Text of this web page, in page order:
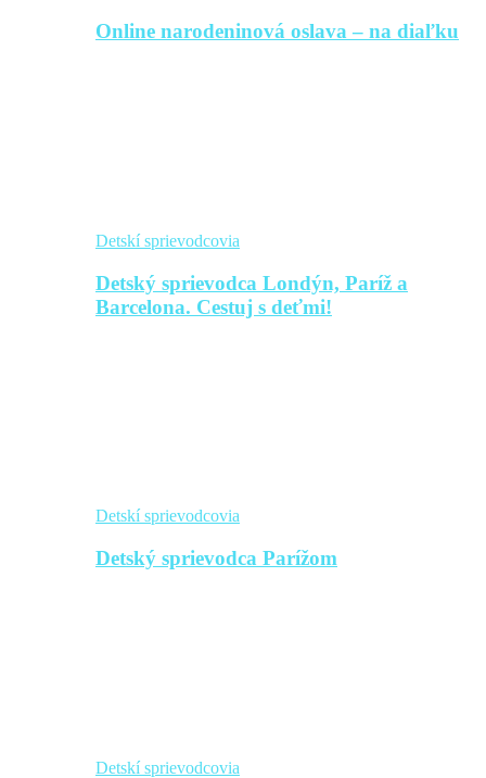
Online narodeninová oslava – na diaľku
Detskí sprievodcovia
Detský sprievodca Londýn, Paríž a
Barcelona. Cestuj s deťmi!
Detskí sprievodcovia
Detský sprievodca Parížom
Detskí sprievodcovia